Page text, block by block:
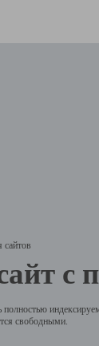
полностью
свободными.